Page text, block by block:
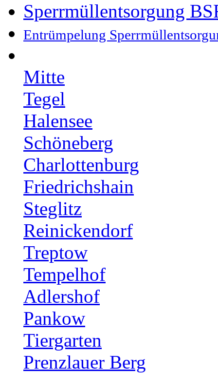
Sperrmüllentsorgung
Entrümpelung
Mitte
Tegel
Halensee
Schöneberg
Charlottenburg
Friedrichshain
Steglitz
Reinickendorf
Treptow
Tempelhof
Adlershof
Pankow
Tiergarten
Prenzlauer Berg